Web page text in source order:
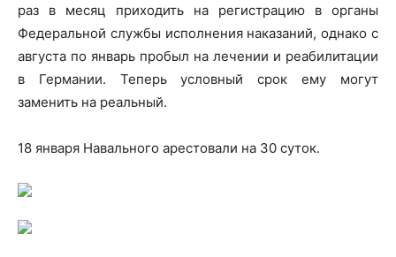
раз в месяц приходить на регистрацию в органы
Федеральной службы исполнения наказаний, однако с
августа по январь пробыл на лечении и реабилитации
в Германии. Теперь условный срок ему могут
заменить на реальный.
18 января Навального арестовали на 30 суток.